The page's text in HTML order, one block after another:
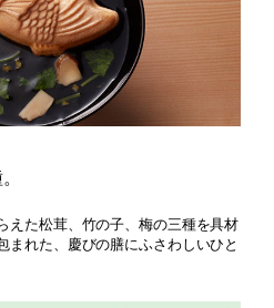
えた松茸、竹の子、梅の三種を具材
まれた、慶びの膳にふさわしいひと